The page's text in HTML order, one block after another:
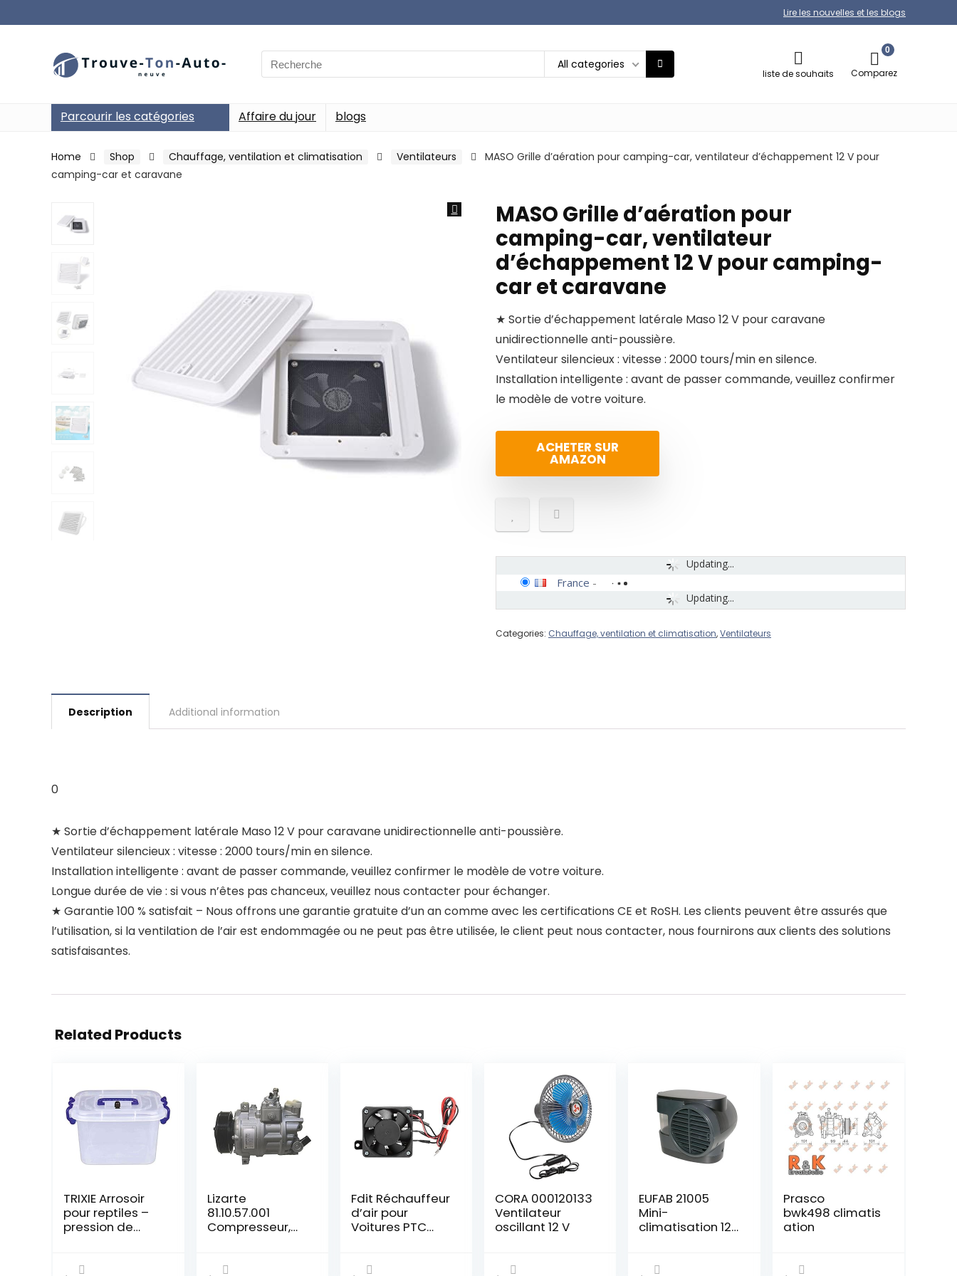
Lire les nouvelles et les blogs
Search
for:
All categories
liste de souhaits
0
Comparez
Parcourir les catégories Affaire du jour blogs
Home Shop Chauffage, ventilation et climatisation Ventilateurs
MASO Grille d’aération pour camping-car, ventilateur d’échappement 12 V pour
camping-car et caravane
MASO Grille d’aération pour
camping-car, ventilateur
d’échappement 12 V pour camping-
car et caravane
★ Sortie d’échappement latérale Maso 12 V pour caravane
unidirectionnelle anti-poussière.
Ventilateur silencieux : vitesse : 2000 tours/min en silence.
Installation intelligente : avant de passer commande, veuillez confirmer
le modèle de votre voiture.
ACHETER SUR
AMAZON
Updating...
Updating...
France -
Categories: Chauffage, ventilation et climatisation,Ventilateurs
Description Additional information
0
★ Sortie d’échappement latérale Maso 12 V pour caravane unidirectionnelle anti-poussière.
Ventilateur silencieux : vitesse : 2000 tours/min en silence.
Installation intelligente : avant de passer commande, veuillez confirmer le modèle de votre voiture.
Longue durée de vie : si vous n’êtes pas chanceux, veuillez nous contacter pour échanger.
★ Garantie 100 % satisfait – Nous offrons une garantie gratuite d’un an comme avec les certifications CE et RoSH. Les clients peuvent être assurés que
l’utilisation, si la ventilation de l’air est endommagée ou ne peut pas être utilisée, le client peut nous contacter, nous fournirons aux clients des solutions
satisfaisantes.
Related Products
TRIXIE Arrosoir
pour reptiles –
pression de
continu –
Lizarte
81.10.57.001
Compresseur,
Fdit Réchauffeur
d’air pour
Voitures PTC
pour Le
CORA 000120133
Ventilateur
oscillant 12 V
EUFAB 21005
Mini-
climatisation 12
Prasco
bwk498 climatis
ation